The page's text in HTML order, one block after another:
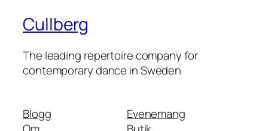
Cullberg
The leading repertoire company for
contemporary dance in Sweden
Blogg
Evenemang